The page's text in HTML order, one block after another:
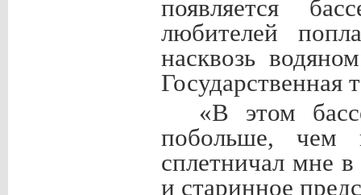
появляется
любителей
насквозь
Государственная
«В этом
побольше, чем
сплетничал мне
и старинное